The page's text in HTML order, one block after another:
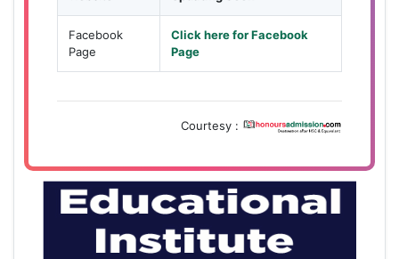
Facebook
Page
Click here for Facebook
Page
Courtesy :